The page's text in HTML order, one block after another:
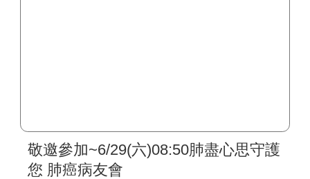
敬邀參加~6/29(六)08:50肺盡心思守護
您 肺癌病友會